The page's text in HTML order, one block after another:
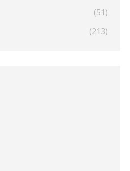
(51)
(213)